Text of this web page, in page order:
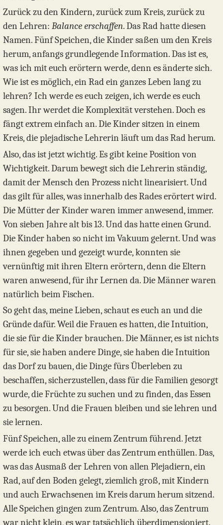
Zurück zu den Kindern, zurück zum Kreis, zurück zu
den Lehren: Balance erschaffen. Das Rad hatte diesen
Namen. Fünf Speichen, die Kinder saßen um den Kreis
herum, anfangs grundlegende Information. Das ist es,
was ich mit euch erörtern werde, denn es änderte sich.
Wie ist es möglich, ein Rad ein ganzes Leben lang zu
lehren? Ich werde es euch zeigen, ich werde es euch
sagen. Ihr werdet die Komplexität verstehen. Doch es
fängt extrem einfach an. Die Kinder sitzen in einem
Kreis, die plejadische Lehrerin läuft um das Rad herum.
Also, das ist jetzt wichtig. Es gibt keine Position von
Wichtigkeit. Darum bewegt sich die Lehrerin ständig,
damit der Mensch den Prozess nicht linearisiert. Und
das gilt für alles, was innerhalb des Rades erörtert wird.
Die Mütter der Kinder waren immer anwesend, immer.
Von sieben Jahre alt bis 13. Und das hatte einen Grund.
Die Kinder haben so nicht im Vakuum gelernt. Und was
ihnen gegeben und gezeigt wurde, konnten sie
vernünftig mit ihren Eltern erörtern, denn die Eltern
waren anwesend, für ihr Lernen da. Die Männer waren
natürlich beim Fischen.
So geht das, meine Lieben, schaut es euch an und die
Gründe dafür. Weil die Frauen es hatten, die Intuition,
die sie für die Kinder brauchen. Die Männer, es ist nichts
für sie, sie haben andere Dinge, sie haben die Intuition
das Dorf zu bauen, die Dinge fürs Überleben zu
beschaffen, sicherzustellen, dass für die Familien gesorgt
wurde, die Früchte zu suchen und zu finden, das Essen
zu besorgen. Und die Frauen bleiben und sie lehren und
sie lernen.
Fünf Speichen, alle zu einem Zentrum führend. Jetzt
werde ich euch etwas über das Zentrum enthüllen. Das,
was das Ausmaß der Lehren von allen Plejadiern, ein
Rad, auf den Boden gelegt, ziemlich groß, mit Kindern
und auch Erwachsenen im Kreis darum herum sitzend.
Alle Speichen gingen zum Zentrum. Also, das Zentrum
war nicht klein, es war tatsächlich überdimensioniert.